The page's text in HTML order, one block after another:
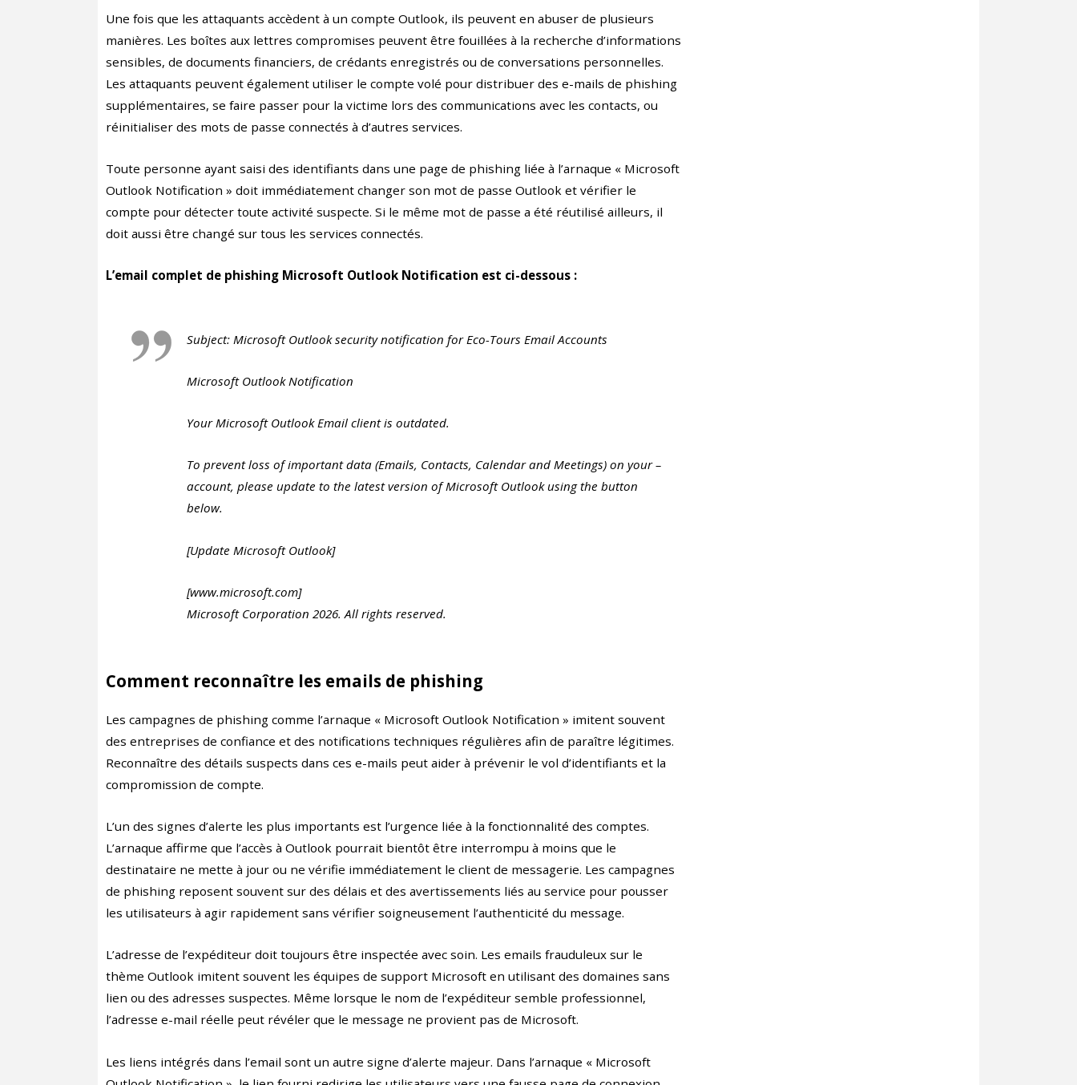
Une fois que les attaquants accèdent à un compte Outlook, ils peuvent en abuser de plusieurs
manières. Les boîtes aux lettres compromises peuvent être fouillées à la recherche d’informations
sensibles, de documents financiers, de crédants enregistrés ou de conversations personnelles.
Les attaquants peuvent également utiliser le compte volé pour distribuer des e-mails de phishing
supplémentaires, se faire passer pour la victime lors des communications avec les contacts, ou
réinitialiser des mots de passe connectés à d’autres services.
Toute personne ayant saisi des identifiants dans une page de phishing liée à l’arnaque « Microsoft
Outlook Notification » doit immédiatement changer son mot de passe Outlook et vérifier le
compte pour détecter toute activité suspecte. Si le même mot de passe a été réutilisé ailleurs, il
doit aussi être changé sur tous les services connectés.
L’email complet de phishing Microsoft Outlook Notification est ci-dessous :
Subject: Microsoft Outlook security notification for Eco-Tours Email Accounts
Microsoft Outlook Notification
Your Microsoft Outlook Email client is outdated.
To prevent loss of important data (Emails, Contacts, Calendar and Meetings) on your –
account, please update to the latest version of Microsoft Outlook using the button
below.
[Update Microsoft Outlook]
[www.microsoft.com]
Microsoft Corporation 2026. All rights reserved.
Comment reconnaître les emails de phishing
Les campagnes de phishing comme l’arnaque « Microsoft Outlook Notification » imitent souvent
des entreprises de confiance et des notifications techniques régulières afin de paraître légitimes.
Reconnaître des détails suspects dans ces e-mails peut aider à prévenir le vol d’identifiants et la
compromission de compte.
L’un des signes d’alerte les plus importants est l’urgence liée à la fonctionnalité des comptes.
L’arnaque affirme que l’accès à Outlook pourrait bientôt être interrompu à moins que le
destinataire ne mette à jour ou ne vérifie immédiatement le client de messagerie. Les campagnes
de phishing reposent souvent sur des délais et des avertissements liés au service pour pousser
les utilisateurs à agir rapidement sans vérifier soigneusement l’authenticité du message.
L’adresse de l’expéditeur doit toujours être inspectée avec soin. Les emails frauduleux sur le
thème Outlook imitent souvent les équipes de support Microsoft en utilisant des domaines sans
lien ou des adresses suspectes. Même lorsque le nom de l’expéditeur semble professionnel,
l’adresse e-mail réelle peut révéler que le message ne provient pas de Microsoft.
Les liens intégrés dans l’email sont un autre signe d’alerte majeur. Dans l’arnaque « Microsoft